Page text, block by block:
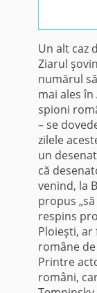
Un alt caz
Ziarul
numărul
mai ales
spioni
– se
zilele
un
că
venind, la
propus
respins
Ploieşti,
române
Printre
români,